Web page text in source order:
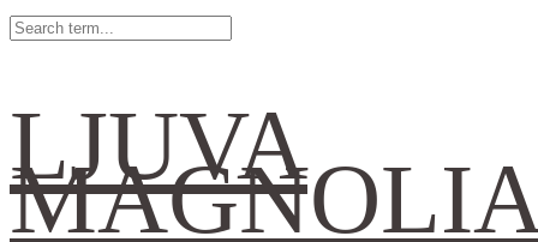
LJUVA